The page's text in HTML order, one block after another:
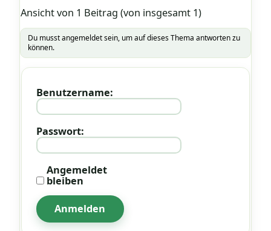
Ansicht von 1 Beitrag (von insgesamt 1)
Du musst angemeldet sein, um auf dieses Thema antworten zu
können.
Benutzername:
Passwort:
Angemeldet
bleiben
Anmelden